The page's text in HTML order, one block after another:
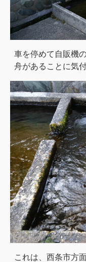
車を停めて自販機
舟があることに気
これは、西条市方